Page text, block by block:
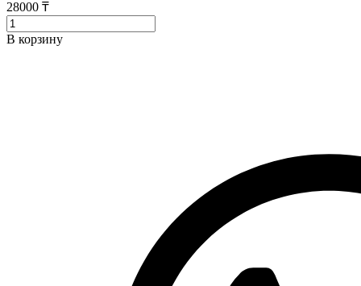
28000 ₸
В корзину